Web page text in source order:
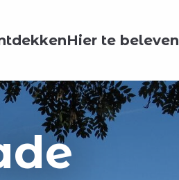
Hier te beleven